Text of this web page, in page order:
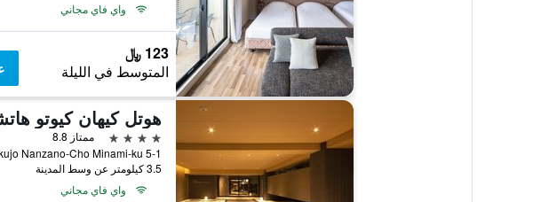
واي فاي مجاني
123 ﷼
المتوسط في الليلة
4 نجوم
ممتاز 8.8
5-1 Tokujo Nanzano-Cho Minami-ku, كيوتو, اليابان
3.5 كيلومتر عن وسط المدينة
واي فاي مجاني